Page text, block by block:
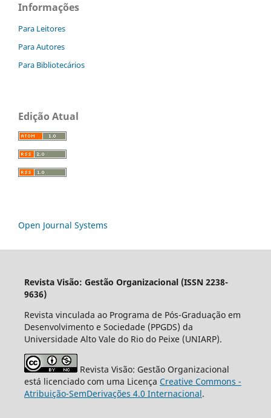
Informações
Para Leitores
Para Autores
Para Bibliotecários
Edição Atual
Open Journal Systems
Revista Visão: Gestão Organizacional (ISSN 2238-
9636)
Revista vinculada ao Programa de Pós-Graduação em
Desenvolvimento e Sociedade (PPGDS) da
Universidade Alto Vale do Rio do Peixe (UNIARP).
Revista Visão: Gestão Organizacional
está licenciado com uma Licença Creative Commons -
Atribuição-SemDerivações 4.0 Internacional.